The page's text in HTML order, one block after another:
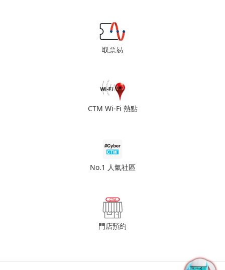
取票易
CTM Wi-Fi 熱點
No.1 人氣社區
門店預約